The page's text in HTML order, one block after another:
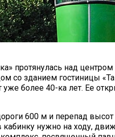
протянулась над
со зданием гостиницы
уже более 40-ка лет. Ее
600 м и перепад
кабинку нужно на ходу,